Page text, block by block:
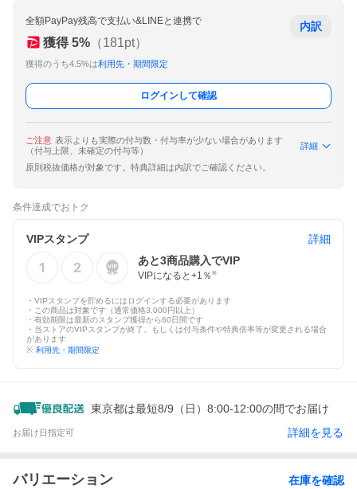
全額PayPay残高で支払い&LINEと連携で
獲得 5% （181pt）
獲得のうち4.5%は利用先・期間限定
内訳
ログインして確認
ご注意 表示よりも実際の付与数・付与率が少ない場合があります
（付与上限、未確定の付与等）
詳細
原則税抜価格が対象です。特典詳細は内訳でご確認ください。
条件達成でおトク
VIPスタンプ
詳細
あと3商品購入でVIP
VIPになると+1 ％ ※
・VIPスタンプを貯めるにはログインする必要があります
・この商品は対象です（通常価格3,000円以上）
・有効期限は最新のスタンプ獲得から60日間です
・当ストアのVIPスタンプが終了、もしくは付与条件や特典倍率等が変更される場合
があります
※ 利用先・期間限定
東京都は最短8/9（日）8:00-12:00の間でお届け
お届け日指定可 詳細を見る
バリエーション 在庫を確認